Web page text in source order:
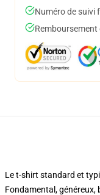
Numéro de suivi
Remboursement
Le t-shirt standard et
Fondamental, généreux,